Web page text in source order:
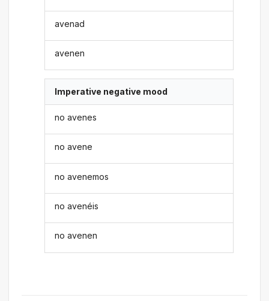
avenad
avenen
Imperative negative mood
no avenes
no avene
no avenemos
no avenéis
no avenen